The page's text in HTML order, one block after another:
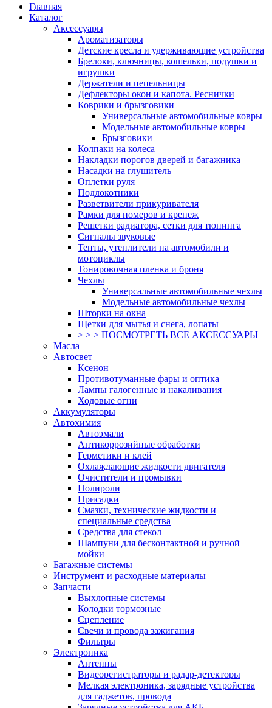
Главная
Каталог
Аксессуары
Ароматизаторы
Детские кресла и удерживающие устройства
Брелоки, ключницы, кошельки, подушки и
игрушки
Держатели и пепельницы
Дефлекторы окон и капота. Реснички
Коврики и брызговики
Универсальные автомобильные ковры
Модельные автомобильные ковры
Брызговики
Колпаки на колеса
Накладки порогов дверей и багажника
Насадки на глушитель
Оплетки руля
Подлокотники
Разветвители прикуривателя
Рамки для номеров и крепеж
Решетки радиатора, сетки для тюнинга
Сигналы звуковые
Тенты, утеплители на автомобили и
мотоциклы
Тонировочная пленка и броня
Чехлы
Универсальные автомобильные чехлы
Модельные автомобильные чехлы
Шторки на окна
Щетки для мытья и снега, лопаты
> > > ПОСМОТРЕТЬ ВСЕ АКСЕССУАРЫ
Масла
Автосвет
Ксенон
Противотуманные фары и оптика
Лампы галогенные и накаливания
Ходовые огни
Аккумуляторы
Автохимия
Автоэмали
Антикоррозийные обработки
Герметики и клей
Охлаждающие жидкости двигателя
Очистители и промывки
Полироли
Присадки
Смазки, технические жидкости и
специальные средства
Средства для стекол
Шампуни для бесконтактной и ручной
мойки
Багажные системы
Инструмент и расходные материалы
Запчасти
Выхлопные системы
Колодки тормозные
Сцепление
Свечи и провода зажигания
Фильтры
Электроника
Антенны
Видеорегистраторы и радар-детекторы
Мелкая электроника, зарядные устройства
для гаджетов, провода